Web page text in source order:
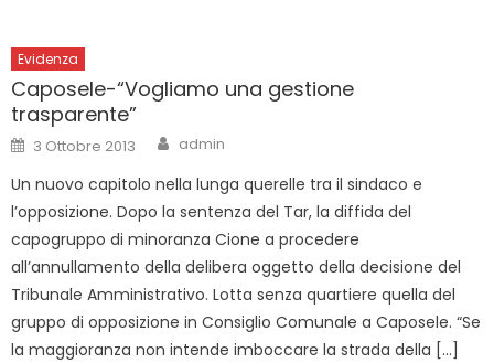
Evidenza
Caposele-“Vogliamo una gestione
trasparente”
Posted
on
3 Ottobre 2013 Author
admin
Un nuovo capitolo nella lunga querelle tra il sindaco e
l’opposizione. Dopo la sentenza del Tar, la diffida del
capogruppo di minoranza Cione a procedere
all’annullamento della delibera oggetto della decisione del
Tribunale Amministrativo. Lotta senza quartiere quella del
gruppo di opposizione in Consiglio Comunale a Caposele. “Se
la maggioranza non intende imboccare la strada della […]